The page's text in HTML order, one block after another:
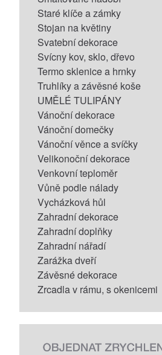
Staré klíče a zámky
Stojan na květiny
Svatební dekorace
Svícny kov, sklo, dřevo
Termo sklenice a hrnky
Truhlíky a závěsné koše
UMĚLÉ TULIPÁNY
Vánoční dekorace
Vánoční domečky
Vánoční věnce a svíčky
Velikonoční dekorace
Venkovní teploměr
Vůně podle nálady
Vycházková hůl
Zahradní dekorace
Zahradní doplňky
Zahradní nářadí
Zarážka dveří
Závěsné dekorace
Zrcadla v rámu, s okenicemi